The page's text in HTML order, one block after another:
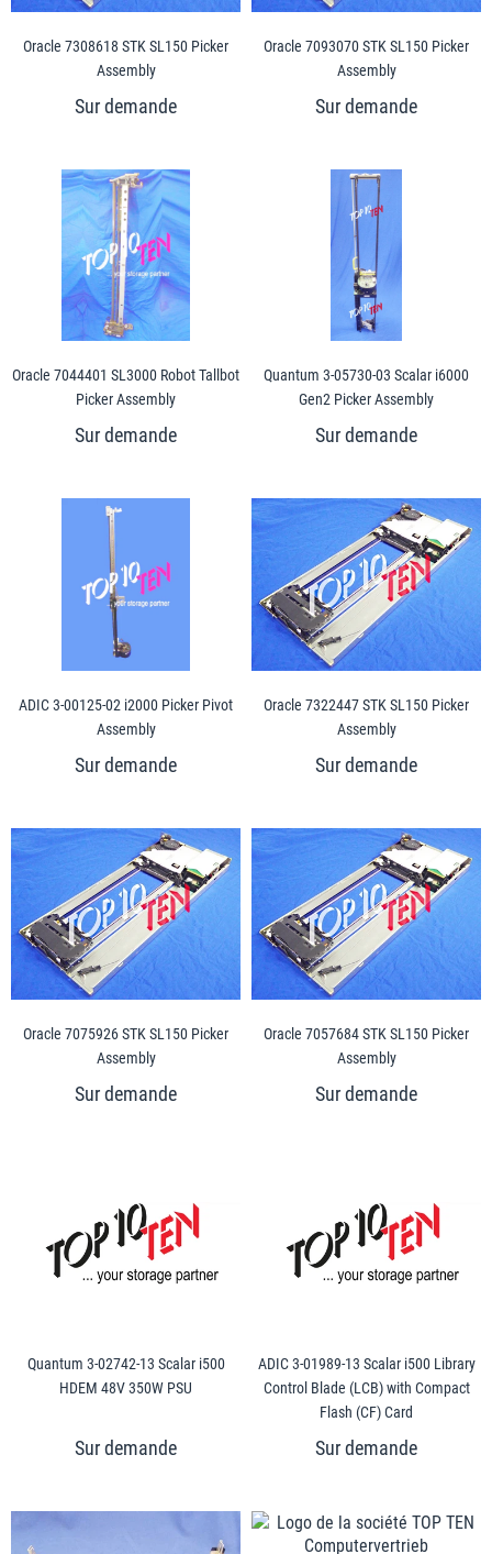
Oracle 7308618 STK SL150 Picker
Assembly
Oracle 7093070 STK SL150 Picker
Assembly
Oracle 7044401 SL3000 Robot Tallbot
Picker Assembly
Quantum 3-05730-03 Scalar i6000
Gen2 Picker Assembly
ADIC 3-00125-02 i2000 Picker Pivot
Assembly
Oracle 7322447 STK SL150 Picker
Assembly
Oracle 7075926 STK SL150 Picker
Assembly
Oracle 7057684 STK SL150 Picker
Assembly
Quantum 3-02742-13 Scalar i500
HDEM 48V 350W PSU
ADIC 3-01989-13 Scalar i500 Library
Control Blade (LCB) with Compact
Flash (CF) Card